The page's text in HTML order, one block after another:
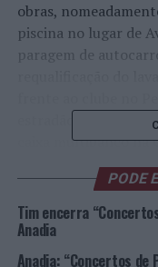
obras,
piscina no lugar de
paragem de
estradão no Corgo
caixa multibanco na
mola na Figueira;
Freguesia; e
lavadouros na Mata.
PODE
Tim encerra
Anadia
Anadia: “Concertos de